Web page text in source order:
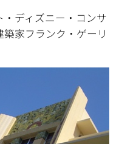
ディズニー・コンサ
家フランク・ゲーリ